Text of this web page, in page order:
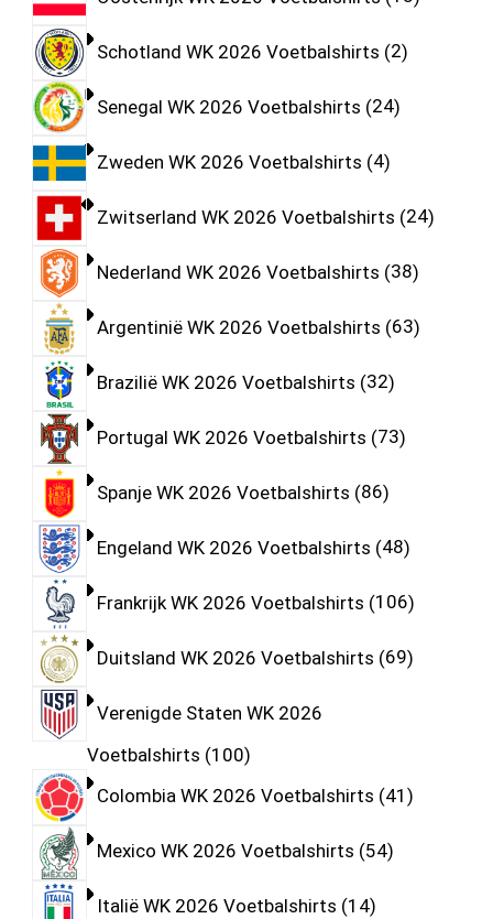
Schotland WK 2026 Voetbalshirts 2
Senegal WK 2026 Voetbalshirts 24
Zweden WK 2026 Voetbalshirts 4
Zwitserland WK 2026 Voetbalshirts 24
Nederland WK 2026 Voetbalshirts 38
Argentinië WK 2026 Voetbalshirts 63
Brazilië WK 2026 Voetbalshirts 32
Portugal WK 2026 Voetbalshirts 73
Spanje WK 2026 Voetbalshirts 86
Engeland WK 2026 Voetbalshirts 48
Frankrijk WK 2026 Voetbalshirts 106
Duitsland WK 2026 Voetbalshirts 69
Verenigde Staten WK 2026
Voetbalshirts 100
Colombia WK 2026 Voetbalshirts 41
Mexico WK 2026 Voetbalshirts 54
Italië WK 2026 Voetbalshirts 14